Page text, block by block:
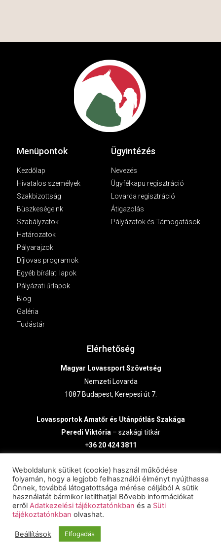
Menüpontok
Kezdőlap
Hivatalos személyek
Szakbizottság
Büszkeségeink
Szabályzatok
Határozatok
Pályarajzok
Díjlovas programok
Egyéb bírálati lapok
Pályázati űrlapok
Blog
Galéria
Tudástár
Ügyintézés
Nevezés
Ügyfélkapu regisztráció
Lovarda regisztráció
Átigazolás
Pályázatok és Támogatások
Elérhetőség
Magyar Lovassport Szövetség
Nemzeti Lovarda
1087 Budapest, Kerepesi út 7.
LovassportokAmatőr és Utánpótlás Szakága
Peredi Viktória – szakági titkár
+36 20 424 3811
Impresszum I Sütiszabályzat
Weboldalunk sütiket (cookie) használ működése
folyamán, hogy a legjobb felhasználói élményt nyújthassa
Önnek, továbbá látogatottsága mérése céljából A sütik
használatát bármikor letilthatja! Bővebb információkat
erről Adatkezelési tájékoztatónkban és a Süti
tájékoztatónkban olvashat.
Beállítások Elfogadás